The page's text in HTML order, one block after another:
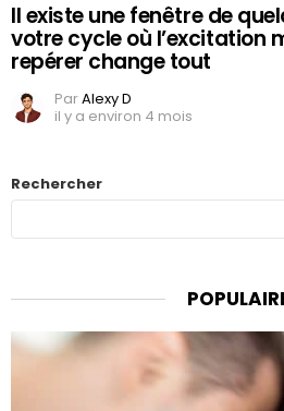
Il existe une fenêtre de
votre cycle où l’excitation
repérer change tout
ParAlexy D
il y a environ 4 mois
Rechercher